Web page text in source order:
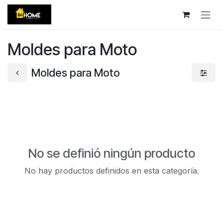
Ir al contenido
Moldes para Moto
Moldes para Moto
No se definió ningún producto
No hay productos definidos en esta categoría.